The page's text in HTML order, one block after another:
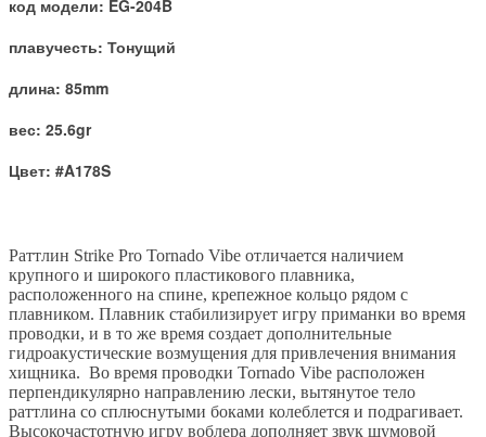
код модели: EG-204B
плавучесть: Тонущий
длина: 85mm
вес: 25.6gr
Цвет: #A178S
Раттлин Strike Pro Tornado Vibe отличается наличием
крупного и широкого пластикового плавника,
расположенного на спине, крепежное кольцо рядом с
плавником. Плавник стабилизирует игру приманки во время
проводки, и в то же время создает дополнительные
гидроакустические возмущения для привлечения внимания
хищника. Во время проводки Tornado Vibe расположен
перпендикулярно направлению лески, вытянутое тело
раттлина со сплюснутыми боками колеблется и подрагивает.
Высокочастотную игру воблера дополняет звук шумовой